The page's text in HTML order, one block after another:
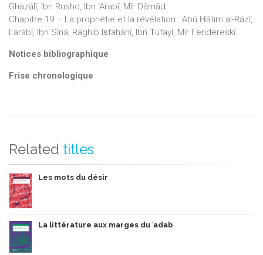
Ghazālī, Ibn Rushd, Ibn ‘Arabī, Mīr Dāmād
Chapitre 19 – La prophétie et la révélation : Abū Ḥātim al-Rāzī,
Fārābī, Ibn Sīnā, Raghib Iṣfahānī, Ibn Ṭufayl, Mīr Fendereskī
Notices bibliographique
Frise chronologique
Related titles
Les mots du désir
La littérature aux marges du ʾadab